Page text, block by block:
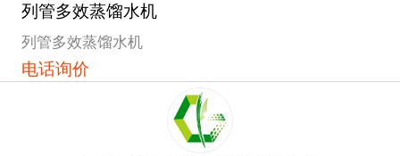
1
列管多效蒸馏水机
列管多效蒸馏水机
电话询价